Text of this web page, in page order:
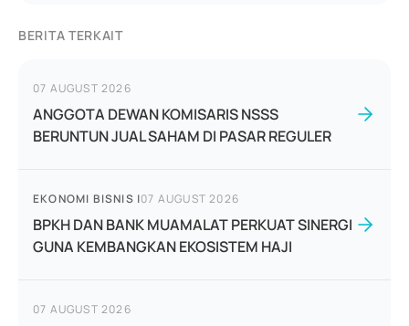
BERITA TERKAIT
07 AUGUST 2026
ANGGOTA DEWAN KOMISARIS NSSS
BERUNTUN JUAL SAHAM DI PASAR REGULER
EKONOMI BISNIS |07 AUGUST 2026
BPKH DAN BANK MUAMALAT PERKUAT SINERGI
GUNA KEMBANGKAN EKOSISTEM HAJI
07 AUGUST 2026